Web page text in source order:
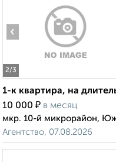
2/3
‹
1-к квартира, на
10 000 ₽ в месяц
мкр. 10-й микрорайон,
Агентство, 07.08.2026